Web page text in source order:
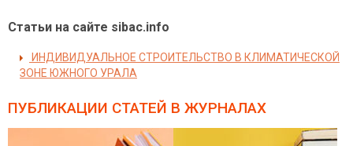
Статьи на сайте sibac.info
ИНДИВИДУАЛЬНОЕ СТРОИТЕЛЬСТВО В КЛИМАТИЧЕСКОЙ
ЗОНЕ ЮЖНОГО УРАЛА
ПУБЛИКАЦИИ СТАТЕЙ В ЖУРНАЛАХ